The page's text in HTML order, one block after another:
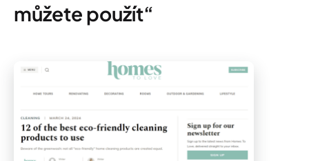
můžete použít“